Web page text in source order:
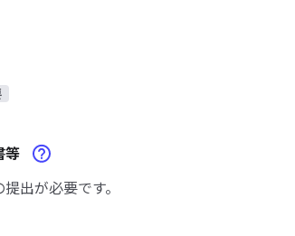
等
出が必要です。